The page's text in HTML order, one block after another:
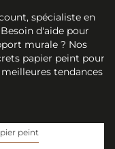
spécialiste en
d'aide pour
murale ? Nos
papier peint pour
tendances
peint